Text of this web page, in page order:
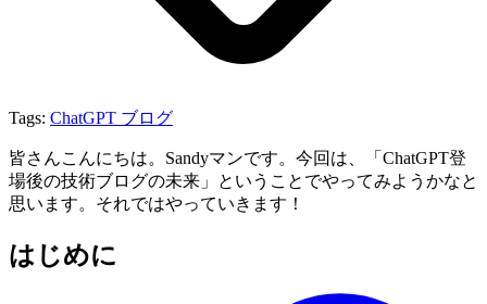
Tags: ChatGPT ブログ
皆さんこんにちは。Sandyマンです。今回は、「ChatGPT登
場後の技術ブログの未来」ということでやってみようかなと
思います。それではやっていきます！
はじめに